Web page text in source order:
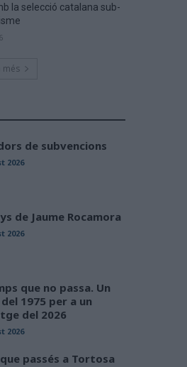
la selecció catalana sub-
més
de subvencions
2026
de Jaume Rocamora
2026
que no passa. Un
1975 per a un
del 2026
2026
passés a Tortosa